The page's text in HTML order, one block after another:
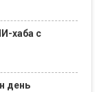
хаба с
день